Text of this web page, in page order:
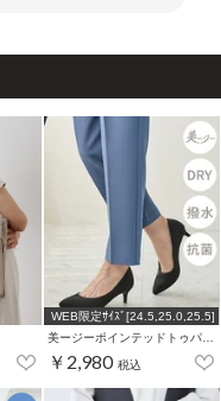
WEB限定ｻｲｽﾞ[24.5,25.0,25.5]
￥2,980 税込